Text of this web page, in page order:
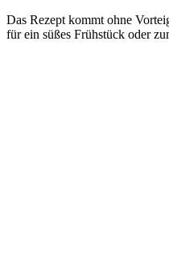
Das Rezept kommt ohne
für ein süßes Frühstück oder